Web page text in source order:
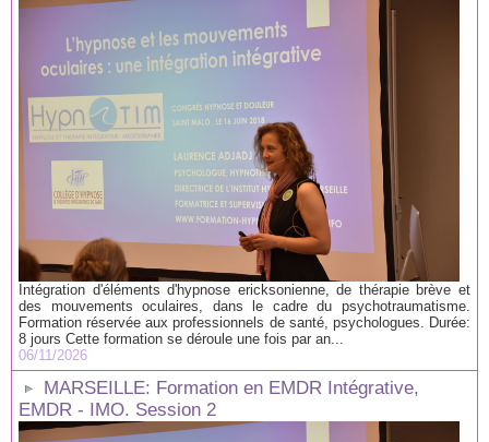
Intégration d'éléments d'hypnose ericksonienne, de thérapie brève et
des mouvements oculaires, dans le cadre du psychotraumatisme.
Formation réservée aux professionnels de santé, psychologues. Durée:
8 jours Cette formation se déroule une fois par an...
06/11/2026
MARSEILLE: Formation en EMDR Intégrative,
EMDR - IMO. Session 2